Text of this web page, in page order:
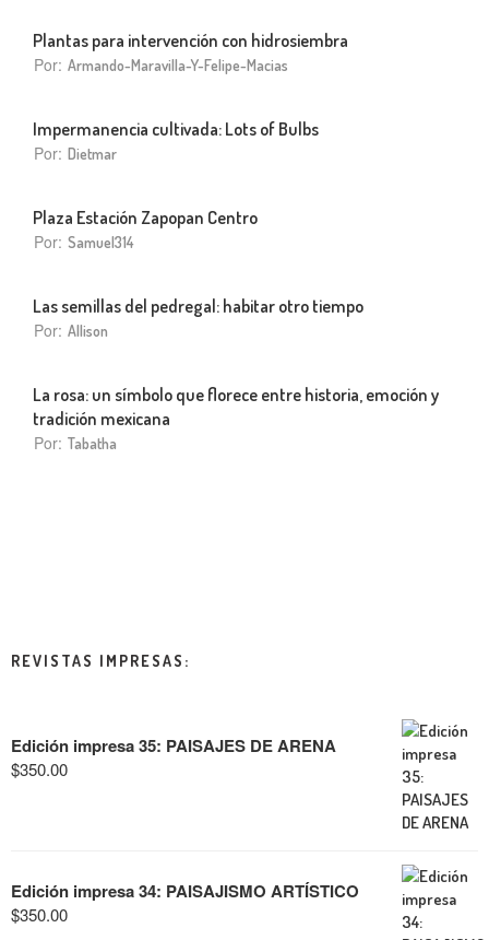
Plantas para intervención con hidrosiembra
Por: Armando-Maravilla-Y-Felipe-Macias
Impermanencia cultivada: Lots of Bulbs
Por: Dietmar
Plaza Estación Zapopan Centro
Por: Samuel314
Las semillas del pedregal: habitar otro tiempo
Por: Allison
La rosa: un símbolo que florece entre historia, emoción y
tradición mexicana
Por: Tabatha
REVISTAS IMPRESAS:
Edición impresa 35: PAISAJES DE ARENA
$350.00
Edición impresa 34: PAISAJISMO ARTÍSTICO
$350.00